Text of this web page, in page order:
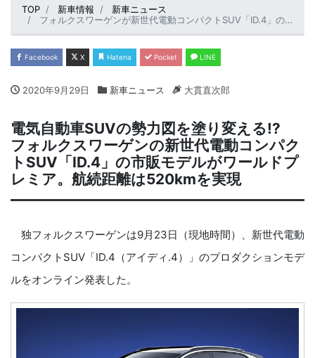
TOP 新車情報
新車ニュース
フォルクスワーゲンが新世代電動コンパクトSUV「ID.4」のプロダクションモデルを初披露
Facebook X Hatena Pocket LINE
2020年9月29日 新車ニュース 大貫直次郎
電気自動車SUVの勢力図を塗り変える!?
フォルクスワーゲンの新世代電動コンパク
トSUV「ID.4」の市販モデルがワールドプ
レミア。航続距離は520kmを実現
独フォルクスワーゲンは9月23日（現地時間）、新世代電動
コンパクトSUV「ID.4（アイディ.4）」のプロダクションモデ
ルをオンライン発表した。